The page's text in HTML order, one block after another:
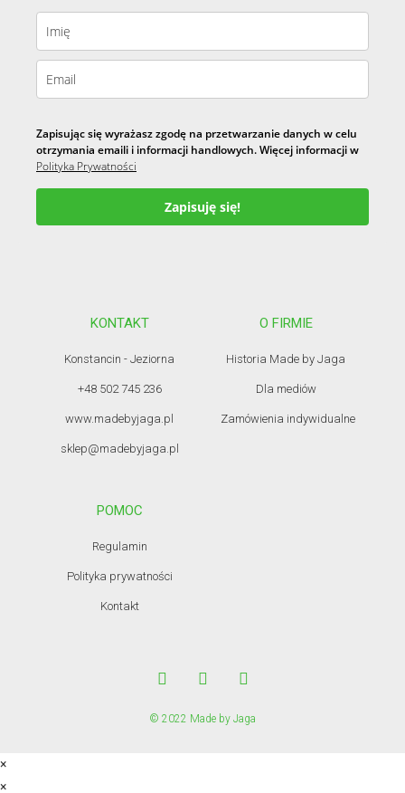
Zapisując się wyrażasz zgodę na przetwarzanie danych w celu
otrzymania emaili i informacji handlowych. Więcej informacji w
Polityka Prywatności
Zapisuję się!
KONTAKT
Konstancin - Jeziorna
+48 502 745 236
www.madebyjaga.pl
sklep@madebyjaga.pl
O FIRMIE
Historia Made by Jaga
Dla mediów
Zamówienia indywidualne
POMOC
Regulamin
Polityka prywatności
Kontakt
© 2022 Made by Jaga
×
×